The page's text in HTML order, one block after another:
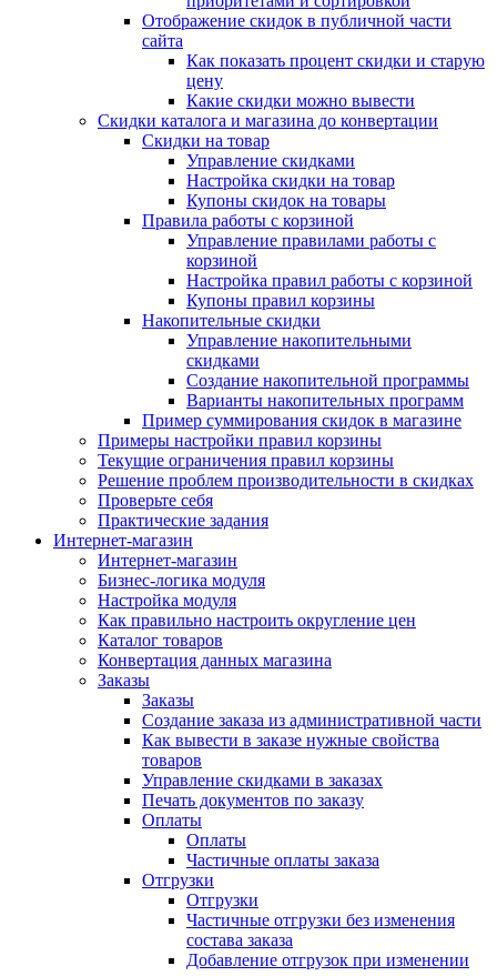
Отображение скидок в публичной части
сайта
Как показать процент скидки и старую
цену
Какие скидки можно вывести
Скидки каталога и магазина до конвертации
Скидки на товар
Управление скидками
Настройка скидки на товар
Купоны скидок на товары
Правила работы с корзиной
Управление правилами работы с
корзиной
Настройка правил работы с корзиной
Купоны правил корзины
Накопительные скидки
Управление накопительными
скидками
Создание накопительной программы
Варианты накопительных программ
Пример суммирования скидок в магазине
Примеры настройки правил корзины
Текущие ограничения правил корзины
Решение проблем производительности в скидках
Проверьте себя
Практические задания
Интернет-магазин
Интернет-магазин
Бизнес-логика модуля
Настройка модуля
Как правильно настроить округление цен
Каталог товаров
Конвертация данных магазина
Заказы
Заказы
Создание заказа из административной части
Как вывести в заказе нужные свойства
товаров
Управление скидками в заказах
Печать документов по заказу
Оплаты
Оплаты
Частичные оплаты заказа
Отгрузки
Отгрузки
Частичные отгрузки без изменения
состава заказа
Добавление отгрузок при изменении